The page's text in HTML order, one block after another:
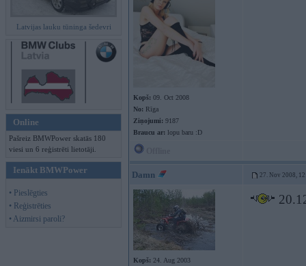
Latvijas lauku tūninga šedevri
Online
Pašreiz BMWPower skatās 180
viesi un 6 reģistrēti lietotāji.
Ienākt BMWPower
• Pieslēgties
• Reģistrēties
• Aizmirsi paroli?
Kopš: 09. Oct 2008
No: Rīga
Ziņojumi: 9187
Braucu ar: lopu baru :D
Damn 27. Nov 2008,
Kopš: 24. Aug 2003